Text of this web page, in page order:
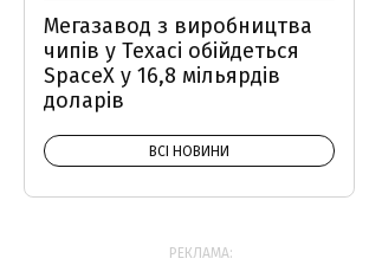
Мегазавод з виробництва
чипів у Техасі обійдеться
SpaceX у 16,8 мільярдів
доларів
ВСІ НОВИНИ
РЕКЛАМА: